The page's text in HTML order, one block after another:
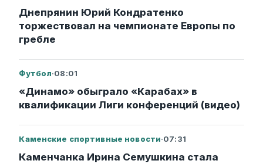
Днепрянин Юрий Кондратенко
торжествовал на чемпионате Европы по
гребле
Футбол·08:01
«Динамо» обыграло «Карабах» в
квалификации Лиги конференций (видео)
Каменские спортивные новости·07:31
Каменчанка Ирина Семушкина стала